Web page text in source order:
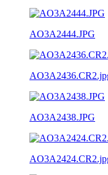
AO3A2444.JPG
AO3A2438.JPG